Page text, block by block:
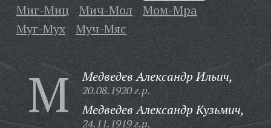
Миг-Миц
Мич-Мол
Мом-Мра
Муг-Мух
Муч-Мяс
М Медведев Александр Ильич,
20.08.1920 г.р.
Медведев Александр Кузьмич,
24.11.1919 г.р.